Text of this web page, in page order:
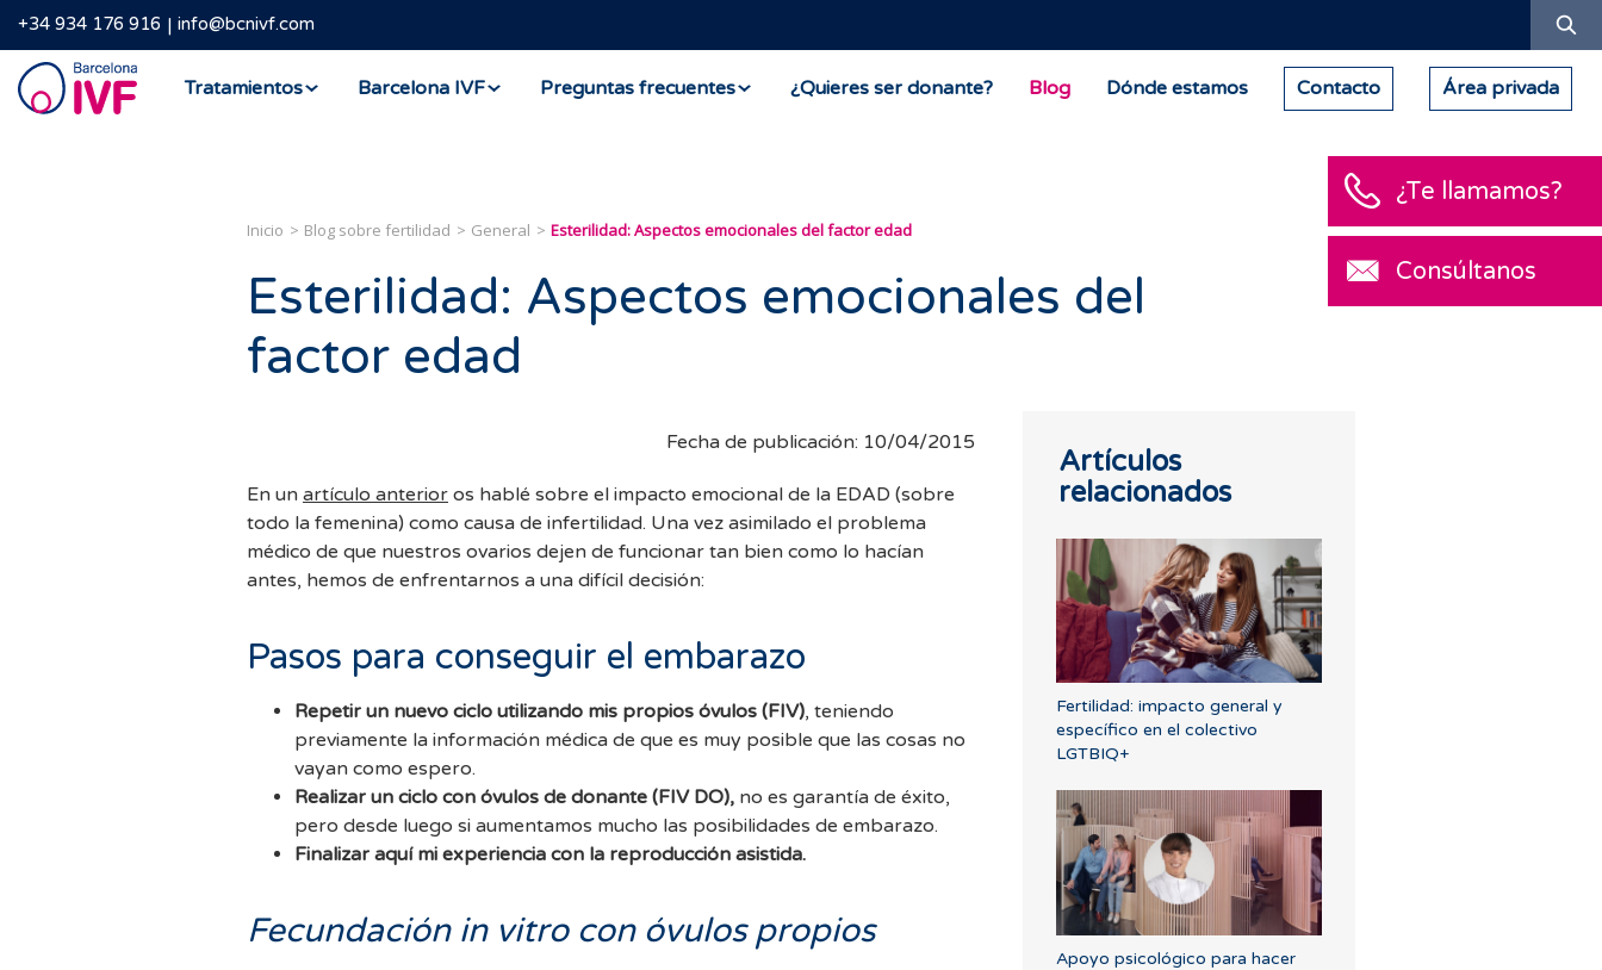
+34 934 176 916 info@bcnivf.com
Barcelona
IVF
Tratamientos Barcelona IVF Preguntas frecuentes ¿Quieres ser donante? Blog Dónde estamos Contacto Área privada
Inicio Blog sobre fertilidad General Esterilidad: Aspectos emocionales del factor edad
Esterilidad: Aspectos emocionales del
factor edad
Fecha de publicación: 10/04/2015
En un artículo anterior os hablé sobre el impacto emocional de la EDAD (sobre
todo la femenina) como causa de infertilidad. Una vez asimilado el problema
médico de que nuestros ovarios dejen de funcionar tan bien como lo hacían
antes, hemos de enfrentarnos a una difícil decisión:
Pasos para conseguir el embarazo
Repetir un nuevo ciclo utilizando mis propios óvulos (FIV), teniendo
previamente la información médica de que es muy posible que las cosas no
vayan como espero.
Realizar un ciclo con óvulos de donante (FIV DO), no es garantía de éxito,
pero desde luego si aumentamos mucho las posibilidades de embarazo.
Finalizar aquí mi experiencia con la reproducción asistida.
Fecundación in vitro con óvulos propios
Artículos
relacionados
Fertilidad: impacto general y
específico en el colectivo
LGTBIQ+
Apoyo psicológico para hacer
¿Te llamamos?
Consúltanos